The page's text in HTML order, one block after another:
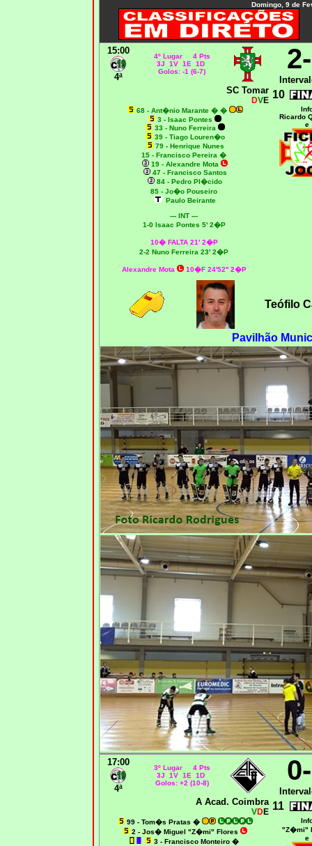
Domingo, 9 de
15:00
4ª
4º Lugar 4 Pts
3J 1V 1E 1D
Golos: -1 (6-7)
SC Tomar
DVE 10
68 - Ant�nio Marante � �
3 - Isaac Pontes
33 - Nuno Ferreira
39 - Tiago Louren�o
79 - Henrique Nunes
15 - Francisco Pereira �
19 - Alexandre Mota
47 - Francisco Santos
84 - Pedro Pl�cido
85 - Jo�o Pouseiro
Paulo Beirante
--- INT ---
1-0 Isaac Pontes 5' 2�P
10� FALTA 21' 2�P
2-2 Nuno Ferreira 23' 2�P
Alexandre Mota 10�F 24'52'' 2�P
Ricardo
e
Teófilo
Pavilhão
17:00
4ª
3º Lugar 4 Pts
3J 1V 1E 1D
Golos: +2 (10-8)
A Acad. Coimbra
VDE 11
99 - Tom�s Pratas �
2 - Jos� Miguel "Z�mi" Flores
3 - Francisco Monteiro �
"Z�mi"
e